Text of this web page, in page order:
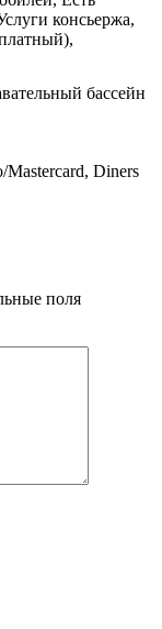
консьержа,
бассейн
Mastercard, Diners
поля